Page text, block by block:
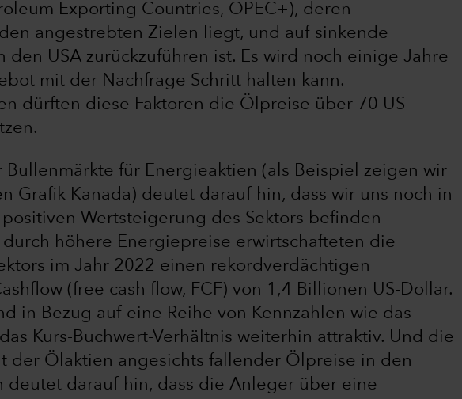
Exporting Countries, OPEC+), deren
angestrebten Zielen liegt, und auf sinkende
den USA zurückzuführen ist. Es wird noch einige Jahre
mit der Nachfrage Schritt halten kann.
dürften diese Faktoren die Ölpreise über 70 US-
Bullenmärkte für Energieaktien (als Beispiel zeigen wir
Grafik Kanada) deutet darauf hin, dass wir uns noch in
Wertsteigerung des Sektors befinden
durch höhere Energiepreise erwirtschafteten die
im Jahr 2022 einen rekordverdächtigen
(free cash flow, FCF) von 1,4 Billionen US-Dollar.
in Bezug auf eine Reihe von Kennzahlen wie das
Kurs-Buchwert-Verhältnis weiterhin attraktiv. Und die
der Ölaktien angesichts fallender Ölpreise in den
deutet darauf hin, dass die Anleger über eine